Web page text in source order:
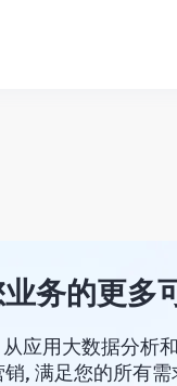
务的更多
应用大数据分析
销, 满足您的所有需